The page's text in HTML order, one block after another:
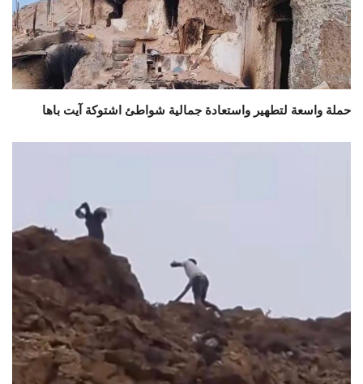
حملة واسعة لتطهير واستعادة جمالية شواطئ اشتوكة آيت باها